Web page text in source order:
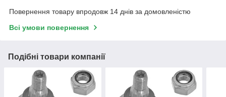
Повернення товару впродовж 14 днів за домовленістю
Всі умови повернення
Подібні товари компанії